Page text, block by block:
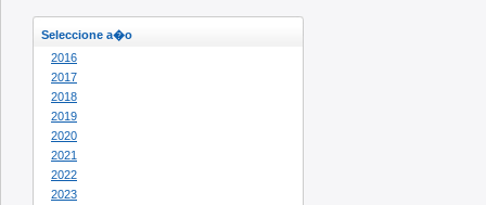
Seleccione a�o
2016
2017
2018
2019
2020
2021
2022
2023